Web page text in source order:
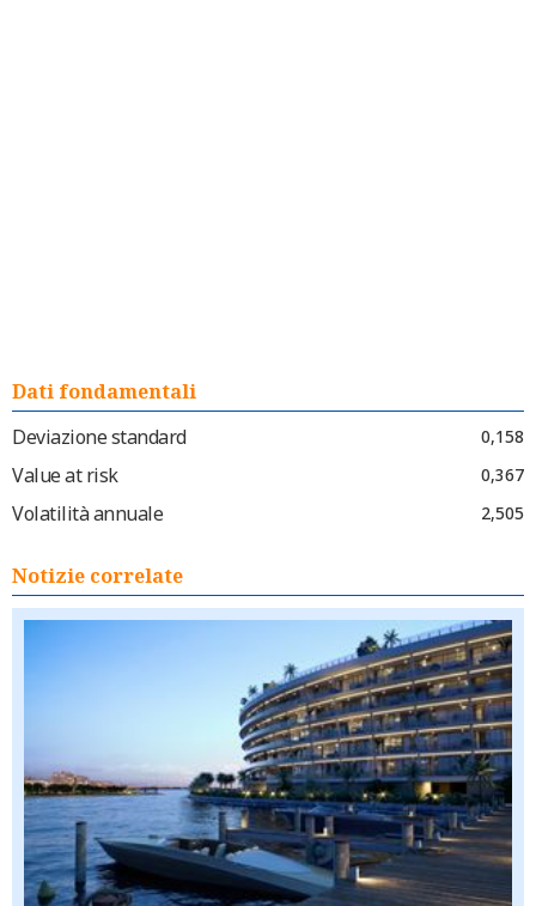
Dati fondamentali
Deviazione standard
0,158
Value at risk 0,367
Volatilità annuale 2,505
Notizie correlate